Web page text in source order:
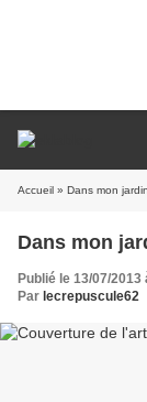
Accueil » Dans mon
Dans mon
Publié le 13/07/2013
Par lecrepuscule62